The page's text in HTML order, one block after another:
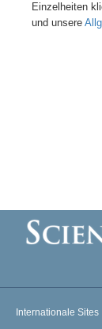
Einzelheiten
und unsere
Internationale Sites